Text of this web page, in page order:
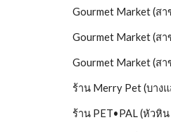
Gourmet Market (ส
Gourmet Market (ส
Gourmet Market (ส
ร้าน Merry Pet (บาง
ร้าน PET•PAL (หัวหิ